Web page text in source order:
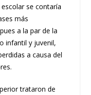
se contaría
más
a la par de la
infantil y juvenil,
a causa del
trataron de